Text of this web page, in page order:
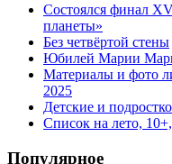
Состоялся финал
планеты»
Без четвёртой стены
Юбилей Марии
Материалы и фото
2025
Детские и
Список на лето,
Популярное